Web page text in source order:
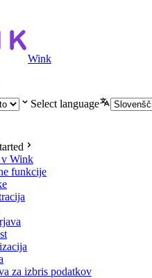
Wink
Select language
Wink
funkcije
za izbris podatkov